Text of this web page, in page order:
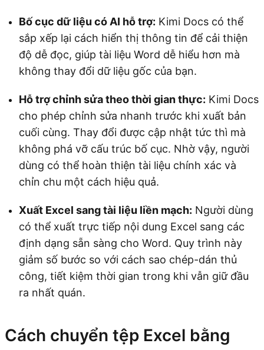
Bố cục dữ liệu có AI hỗ trợ: Kimi Docs có thể
sắp xếp lại cách hiển thị thông tin để cải thiện
độ dễ đọc, giúp tài liệu Word dễ hiểu hơn mà
không thay đổi dữ liệu gốc của bạn.
Hỗ trợ chỉnh sửa theo thời gian thực: Kimi Docs
cho phép chỉnh sửa nhanh trước khi xuất bản
cuối cùng. Thay đổi được cập nhật tức thì mà
không phá vỡ cấu trúc bố cục. Nhờ vậy, người
dùng có thể hoàn thiện tài liệu chính xác và
chỉn chu một cách hiệu quả.
Xuất Excel sang tài liệu liền mạch: Người dùng
có thể xuất trực tiếp nội dung Excel sang các
định dạng sẵn sàng cho Word. Quy trình này
giảm số bước so với cách sao chép-dán thủ
công, tiết kiệm thời gian trong khi vẫn giữ đầu
ra nhất quán.
Cách chuyển tệp Excel bằng